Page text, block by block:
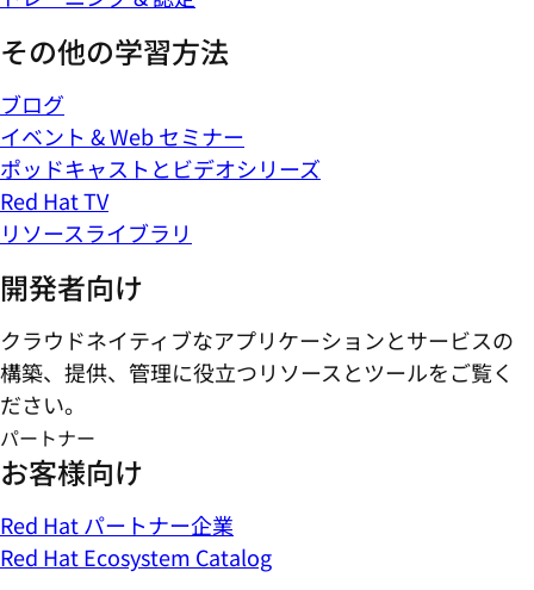
その他の学習方法
ブログ
イベント & Web セミナー
ポッドキャストとビデオシリーズ
Red Hat TV
リソースライブラリ
開発者向け
クラウドネイティブなアプリケーションとサービスの
構築、提供、管理に役立つリソースとツールをご覧く
ださい。
パートナー
お客様向け
Red Hat パートナー企業
Red Hat Ecosystem Catalog